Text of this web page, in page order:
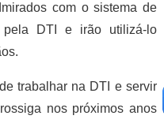
com o sistema de
pela DTI e irão utilizá-lo
trabalhar na DTI e servir
nos próximos anos